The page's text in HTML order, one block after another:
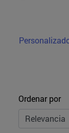
Ordenar
Ordenar por